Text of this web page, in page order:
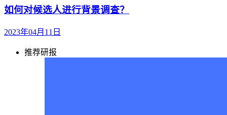
如何对候选人进行背景调查？
2023年04月11日
推荐研报